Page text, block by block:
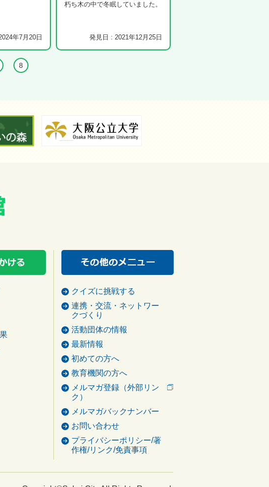
年7月20日
朽ち木の中で冬眠していました。
発見日 : 2021年12月25日
8
クイズに挑戦する
連携・交流・ネットワー
クづくり
活動団体の情報
最新情報
初めての方へ
教育機関の方へ
メルマガ登録（外部リン
ク）
メルマガバックナンバー
お問い合わせ
プライバシーポリシー/著
作権/リンク/免責事項